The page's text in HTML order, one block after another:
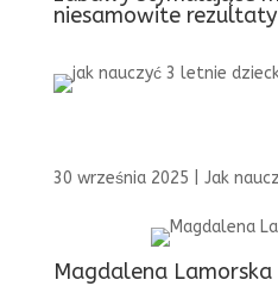
niesamowite rezultaty
30 września 2025 Jak
Magdalena Lamorska